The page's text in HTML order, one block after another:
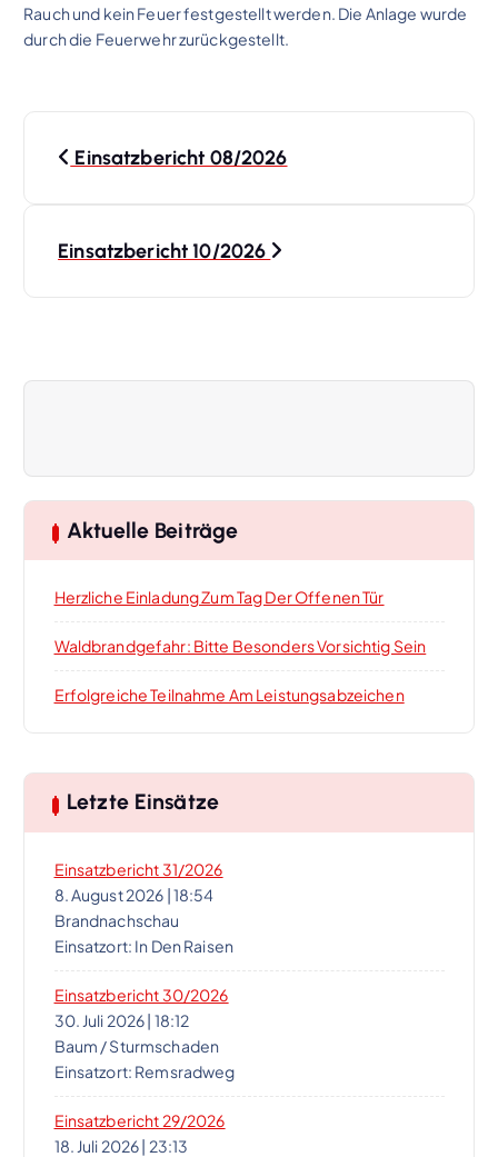
Rauch und kein Feuer festgestellt werden. Die Anlage wurde
durch die Feuerwehr zurückgestellt.
g
s
-
i
g
Einsatzbericht 08/2026
Einsatzbericht 10/2026
Aktuelle Beiträge
Herzliche Einladung Zum Tag Der Offenen Tür
Waldbrandgefahr: Bitte Besonders Vorsichtig Sein
Erfolgreiche Teilnahme Am Leistungsabzeichen
Letzte Einsätze
Einsatzbericht 31/2026
8. August 2026 |18:54
Brandnachschau
Einsatzort: In Den Raisen
Einsatzbericht 30/2026
30. Juli 2026| 18:12
Baum / Sturmschaden
Einsatzort: Remsradweg
Einsatzbericht 29/2026
18. Juli 2026| 23:13